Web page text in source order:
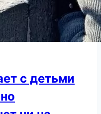
с детьми